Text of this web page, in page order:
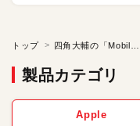
トップ
製品カテゴリ
Apple